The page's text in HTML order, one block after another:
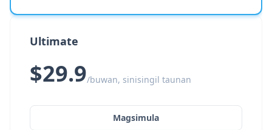
Ultimate
$29.9/buwan, sinisingil taunan
Magsimula